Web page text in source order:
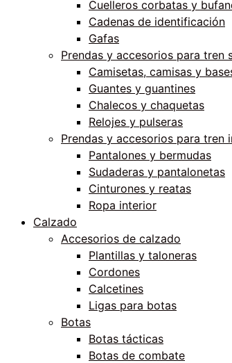
Cuelleros corbatas y
Cadenas de identificación
Gafas
Prendas y accesorios para tren
Camisetas, camisas y
Guantes y guantines
Chalecos y chaquetas
Relojes y pulseras
Prendas y accesorios para tren
Pantalones y bermudas
Sudaderas y pantalonetas
Cinturones y reatas
Ropa interior
Calzado
Accesorios de calzado
Plantillas y taloneras
Cordones
Calcetines
Ligas para botas
Botas
Botas tácticas
Botas de combate